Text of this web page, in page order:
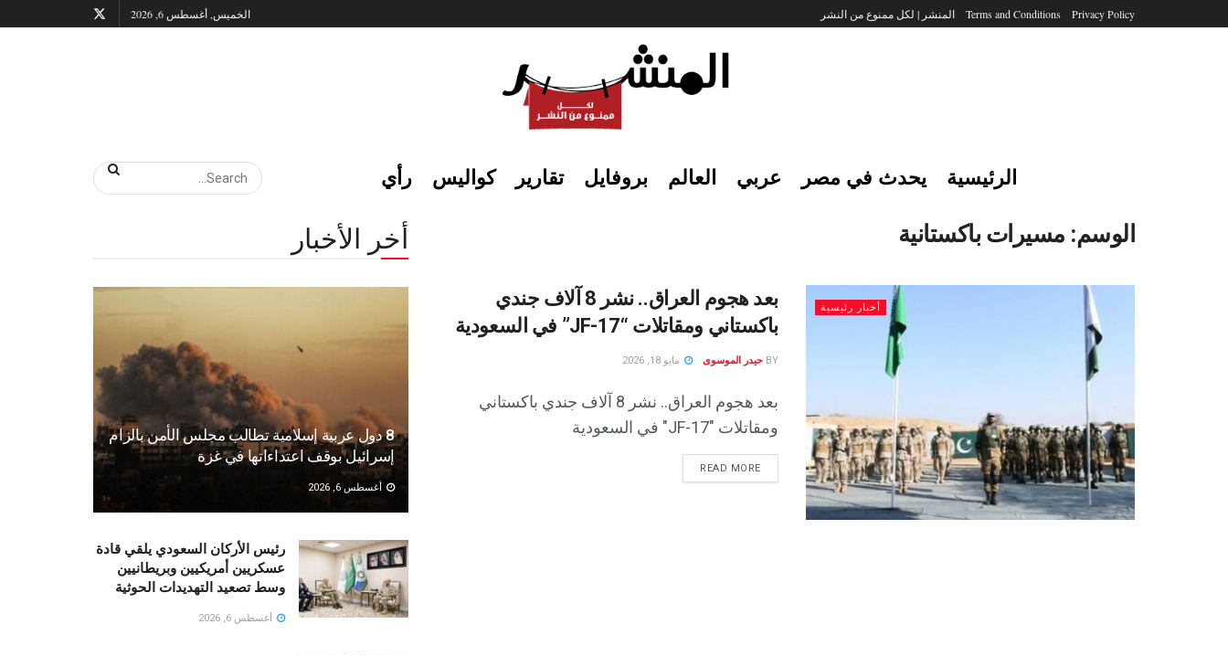
Privacy Policy
Terms and Conditions المنشر | لكل ممنوع من النشر الخميس, أغسطس 6, 2026
الرئيسية يحدث في مصر عربي العالم بروفايل تقارير كواليس رأي
الوسم: مسيرات باكستانية
أخبار رئيسية
بعد هجوم العراق.. نشر 8 آلاف جندي
باكستاني ومقاتلات “JF-17” في السعودية
BY حيدر الموسوى مايو 18, 2026
بعد هجوم العراق.. نشر 8 آلاف جندي باكستاني
ومقاتلات "JF-17" في السعودية
READ MORE
أخر الأخبار
8 دول عربية إسلامية تطالب مجلس الأمن بالزام
إسرائيل بوقف اعتداءاتها في غزة
أغسطس 6, 2026
رئيس الأركان السعودي يلقي قادة
عسكريين أمريكيين وبريطانيين
وسط تصعيد التهديدات الحوثية
أغسطس 6, 2026